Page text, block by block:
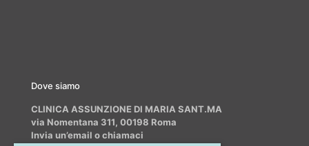
Dove siamo
CLINICA ASSUNZIONE DI MARIA SANT.MA
via Nomentana 311, 00198 Roma
Invia un’email o chiamaci